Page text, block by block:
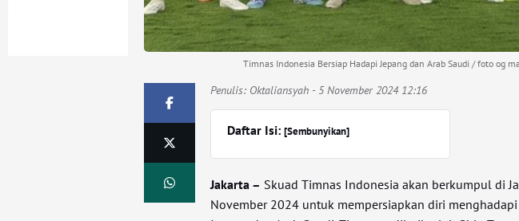
Timnas Indonesia Bersiap Hadapi Jepang dan Arab Saudi / foto og
Penulis: Oktaliansyah - 5 November 2024 12:16
Daftar Isi:[Sembunyikan]
Jakarta – Skuad Timnas Indonesia akan berkumpul di
November 2024 untuk mempersiapkan diri